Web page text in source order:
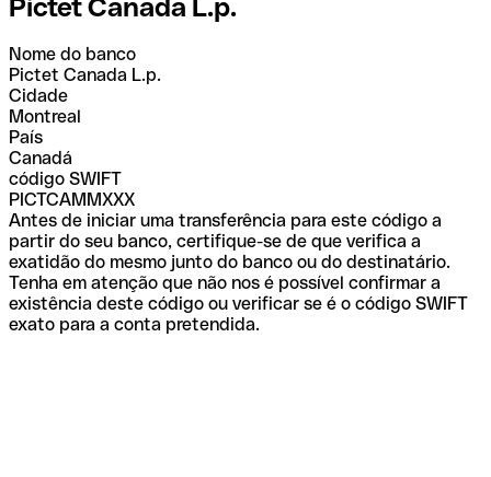
Pictet Canada L.p.
Nome do banco
Pictet Canada L.p.
Cidade
Montreal
País
Canadá
código SWIFT
PICTCAMMXXX
Antes de iniciar uma transferência para este código a
partir do seu banco, certifique-se de que verifica a
exatidão do mesmo junto do banco ou do destinatário.
Tenha em atenção que não nos é possível confirmar a
existência deste código ou verificar se é o código SWIFT
exato para a conta pretendida.